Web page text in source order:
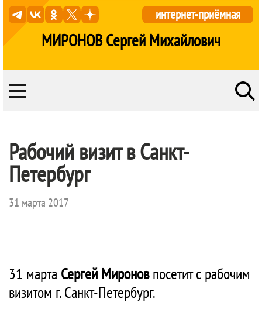
МИРОНОВ Сергей Михайлович
интернет-приёмная
Рабочий визит в Санкт-
Петербург
31 марта 2017
31 марта Сергей Мироновпосетит с рабочим
визитом г. Санкт-Петербург.